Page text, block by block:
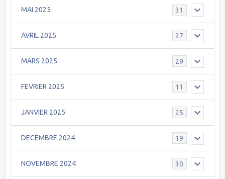
MAI 2025 31
AVRIL 2025 27
MARS 2025 29
FEVRIER 2025 11
JANVIER 2025 25
DECEMBRE 2024 19
NOVEMBRE 2024 30